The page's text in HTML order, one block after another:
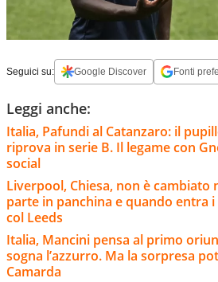
Seguici su: Google Discover Fonti
Leggi anche:
Italia, Pafundi al Catanzaro: il
riprova in serie B. Il legame con
social
Liverpool, Chiesa, non è cambiato
parte in panchina e quando entra
col Leeds
Italia, Mancini pensa al primo
sogna l’azzurro. Ma la sorpresa
Camarda